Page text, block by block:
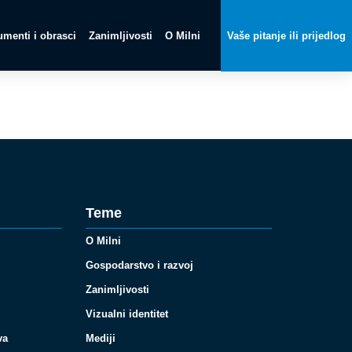
i obrasci Zanimljivosti O Milni Vaše pitanje ili prijedlog
Teme
O Milni
Gospodarstvo i razvoj
Zanimljivosti
Vizualni identitet
Mediji